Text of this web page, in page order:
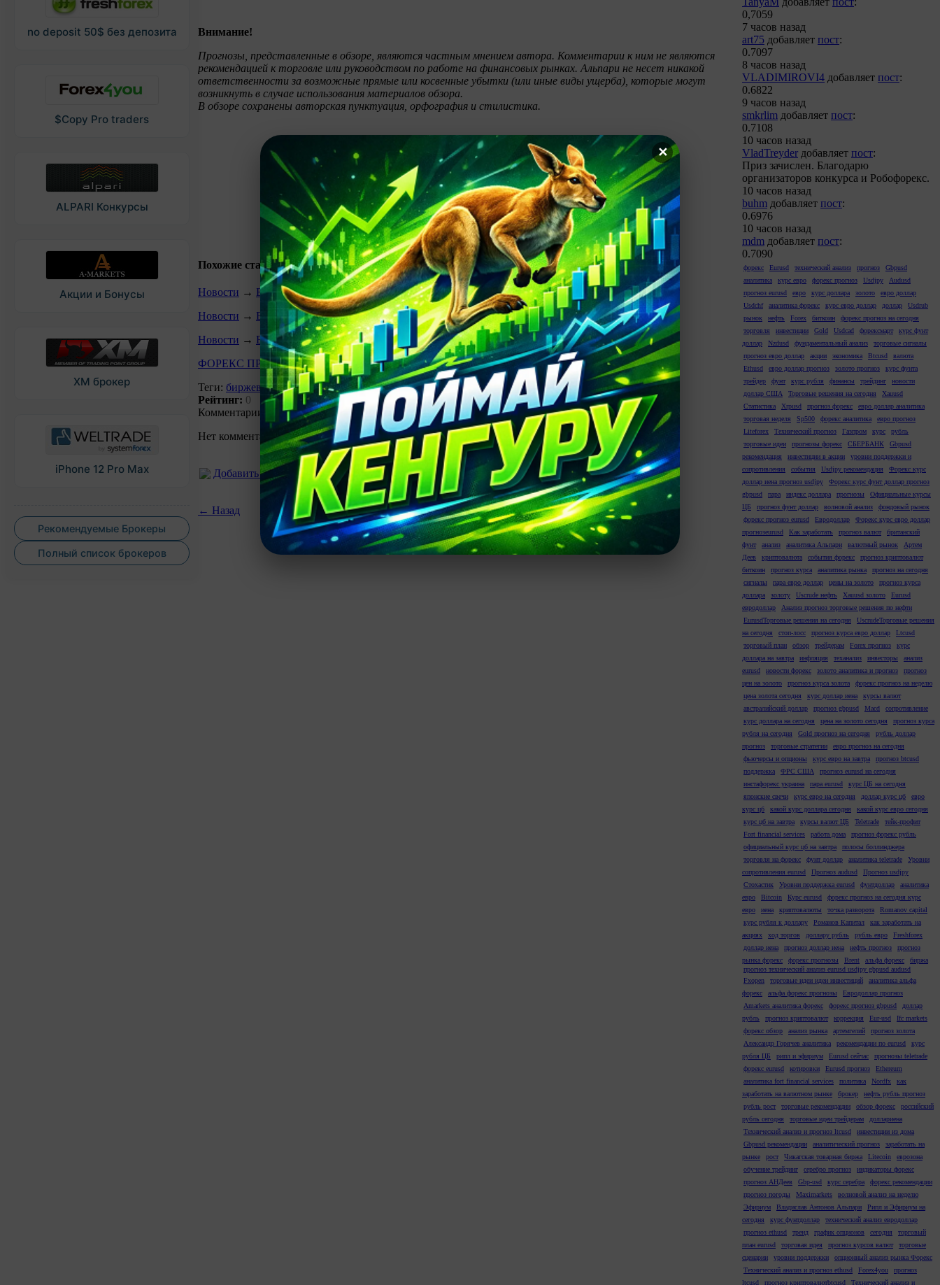
no deposit 50$ без депозита
$Copy Pro traders
ALPARI Конкурсы
Акции и Бонусы
XM брокер
iPhone 12 Pro Max
Рекомендуемые Брокеры
Полный список брокеров
Внимание!
Прогнозы, представленные в обзоре, являются частным мнением автора. Комментарии к ним не являются
рекомендацией к торговле или руководством по работе на финансовых рынках. Альпари не несет никакой
ответственности за возможные прямые или косвенные убытки (или иные виды ущерба), которые могут
возникнуть в случае использования материалов обзора.
В обзоре сохранены авторская пунктуация, орфография и стилистика.
Похожие статьи:
Новости → Биржевой курс доллара снизился до 65,51 руб.
Новости → Биржевой курс евро поднялся до 75,50 рублей
Новости → Биржевой курс евро упал ниже 74 рублей
ФОРЕКС ПРОГНОЗ→Биржевой курс доллара опустился к 62 рублям
Теги: биржевой курс евро,биржевой курс доллара
Рейтинг: 0 Голосов: 0
1024 просмотра
Комментарии (0)
Нет комментариев. Ваш будет первым!
Добавить комментарий RSS-лента комментариев
← Назад
0,7059
7 часов назад
art75 добавляет пост:
0.7097
8 часов назад
VLADIMIROVI4 добавляет пост:
0.6822
9 часов назад
smkrlim добавляет пост:
0.7108
10 часов назад
VladTreyder добавляет пост:
Приз зачислен. Благодарю
организаторов конкурса и Робофорекс.
10 часов назад
buhm добавляет пост:
0.6976
10 часов назад
mdm добавляет пост:
0.7090
форекс Eurusd технический анализ прогноз
Gbpusd
аналитика
курс евро форекс прогноз Usdjpy
Audusd
прогноз eurusd
евро курс доллара золото
евро доллар
Usdchf
аналитика форекс курс евро доллар доллар
Usdrub
рынок
нефть Forex биткоин
форекс прогноз на сегодня
торговля
инвестиции Gold Usdcad форексмарт
курс фунт
доллар
Nzdusd фундаментальный анализ
торговые сигналы
прогноз евро доллар
акции экономика Btcusd
валюта
Ethusd
евро доллар прогноз золото прогноз
курс фунта
трейдер
фунт курс рубля финансы трейдинг
новости
доллар США
Торговые решения на сегодня
Xauusd
Статистика
Xrpusd прогноз форекс
евро доллар аналитика
торговая неделя
Sp500 форекс аналитика
евро прогноз
Liteforex
Технический прогноз Газпром курс
рубль
торговые идеи
прогнозы форекс СБЕРБАНК
Gbpusd
рекомендация
инвестиции в акции
уровни поддержки и
сопротивления
события Usdjpy рекомендация
Форекс курс
доллар иена прогноз usdjpy
Форекс курс фунт доллар прогноз
gbpusd
пара индекс доллара прогнозы
Официальные курсы
ЦБ
прогноз фунт доллар волновой анализ
фондовый рынок
форекс прогноз eurusd
Евродоллар
Форекс курс евро доллар
прогнозeurusd
Как заработать прогноз валют
британский
фунт
анализ аналитика Альпари валютный рынок
Артем
Деев
криптовалюта события форекс
прогноз криптовалют
биткоин
прогноз курса аналитика рынка
прогноз на сегодня
сигналы
пара евро доллар цены на золото
прогноз курса
доллара
золоту Uscrude нефть Xauusd золото
Eurusd
евродоллар
Анализ прогноз торговые решения по нефти
EurusdТорговые решения на сегодня
UscrudeТорговые решения
на сегодня
стоп-лосс прогноз курса евро доллар
Ltcusd
торговый план
обзор трейдерам Forex прогноз
курс
доллара на завтра
инфляция теханализ инвесторы
анализ
eurusd
новости форекс золото аналитика и прогноз
прогноз
цен на золото
прогноз курса золота
форекс прогноз на неделю
цена золота сегодня
курс доллар иена
курсы валют
австралийский доллар
прогноз gbpusd Macd
сопротивление
курс доллара на сегодня
цена на золото сегодня
прогноз курса
рубля на сегодня
Gold прогноз на сегодня
рубль доллар
прогноз
торговые стратегии
евро прогноз на сегодня
фьючерсы и опционы
курс евро на завтра
прогноз btcusd
поддержка
ФРС США
прогноз eurusd на сегодня
инстафорекс украина
пара eurusd
курс ЦБ на сегодня
японские свечи
курс евро на сегодня доллар курс цб
евро
курс цб
какой курс доллара сегодня
какой курс евро сегодня
курс цб на завтра
курсы валют ЦБ Teletrade
тейк-профит
Fort financial services
работа дома
прогноз форекс рубль
официальный курс цб на завтра
полосы боллинджера
торговля на форекс
фунт доллар аналитика teletrade
Уровни
сопротивления eurusd
Прогноз audusd
Прогноз usdjpy
Стохастик
Уровни поддержка eurusd фунтдоллар
аналитика
евро
Bitcoin Курс eurusd
форекс прогноз на сегодня курс
евро
иена криптовалюты точка разворота
Romanov capital
курс рубля к доллару
Романов Капитал
как заработать на
акциях
ход торгов доллару рубль рубль евро
Freshforex
доллар иена
прогноз доллар иена нефть прогноз
прогноз
рынка форекс
форекс прогнозы Brent альфа форекс
биржа
прогноз технический анализ eurusd usdjpy gbpusd audusd
Fxopen
торговые идеи идеи инвестиций
аналитика альфа
форекс
альфа форекс прогнозы
Евродоллар прогноз
Amarkets аналитика форекс
форекс прогноз gbpusd
доллар
рубль
прогноз криптовалют коррекция Eur-usd
Ifc markets
форекс обзор
анализ рынка артемгелий
прогноз золота
Александр Горячев аналитика
рекомендации по eurusd
курс
рубля ЦБ
рипл и эфириум Eurusd сейчас
прогнозы teletrade
форекс eurusd
котировки Eurusd прогноз
Ethereum
аналитика fort financial services
политика Nordfx
как
заработать на валютном рынке
брокер
нефть рубль прогноз
рубль рост
торговые рекомендации обзор форекс
российский
рубль сегодня
торговые идеи трейдерам
доллариена
Технический анализ и прогноз ltcusd
инвестиции из дома
Gbpusd рекомендации
аналитический прогноз
заработать на
рынке
рост Чикагская товарная биржа Litecoin
еврозона
обучение трейдинг
серебро прогноз
индикаторы форекс
прогноз АНДеев
Gbp-usd курс серебра
форекс рекомендации
прогноз погоды
Maximarkets
волновой анализ на неделю
Эфириум
Владислав Антонов Альпари
Рипл и Эфириум на
сегодня
курс фунтдоллар
технический анализ евродоллар
прогноз ethusd
тренд график опционов сегодня
торговый
план eurusd
торговая идея прогноз курсов валют
торговые
сценарии
уровни поддержки
опционный анализ рынка Форекс
Технический анализ и прогноз ethusd
Forex4you
прогноз
ltcusd
прогноз криптовалютbtcusd Технический анализ и
✕